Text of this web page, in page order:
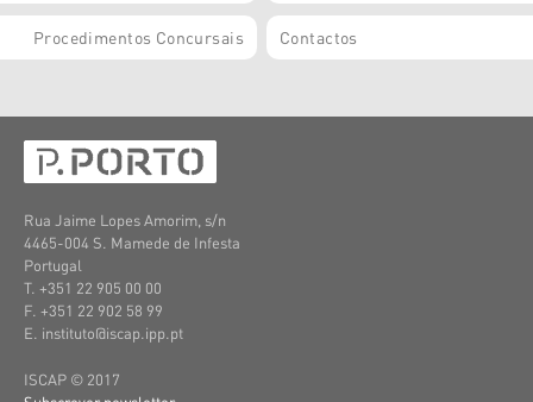
Procedimentos Concursais Contactos
Rua Jaime Lopes Amorim, s/n
4465-004 S. Mamede de Infesta
Portugal
T. +351 22 905 00 00
F. +351 22 902 58 99
E. instituto@iscap.ipp.pt
ISCAP © 2017